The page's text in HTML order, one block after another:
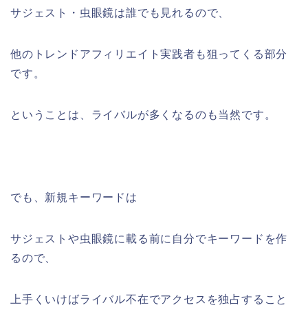
サジェスト・虫眼鏡は誰でも見れるので、
他のトレンドアフィリエイト実践者も狙ってくる部分
です。
ということは、ライバルが多くなるのも当然です。
でも、新規キーワードは
サジェストや虫眼鏡に載る前に自分でキーワードを作
るので、
上手くいけばライバル不在でアクセスを独占すること